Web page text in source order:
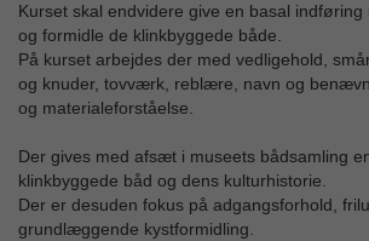
Kurset skal endvidere give en basal
og formidle de klinkbyggede både.
På kurset arbejdes der med vedligehold,
og knuder, tovværk, reblære, navn og
og materialeforståelse.
Der gives med afsæt i museets bådsamling
klinkbyggede båd og dens kulturhistorie.
Der er desuden fokus på adgangsforhold,
grundlæggende kystformidling.